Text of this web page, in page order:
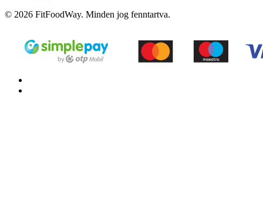
© 2026 FitFoodWay. Minden jog fenntartva.